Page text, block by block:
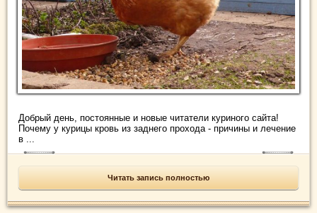
Добрый день, постоянные и новые читатели куриного сайта!
Почему у курицы кровь из заднего прохода - причины и лечение
в ...
Читать запись полностью